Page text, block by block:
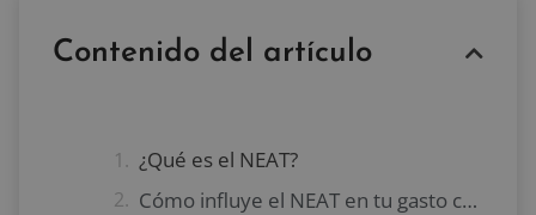
Contenido del artículo
¿Qué es el NEAT?
Cómo influye el NEAT en tu gasto calórico diario